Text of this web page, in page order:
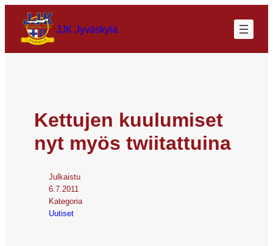
JJK Jyväskylä
Kettujen kuulumiset
nyt myös twiitattuina
Julkaistu
6.7.2011
Kategoria
Uutiset